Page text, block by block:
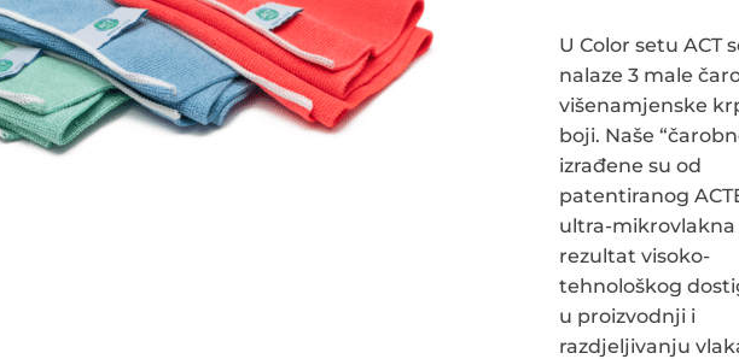
26,90€.
U Color setu ACT
nalaze 3 male
višenamjenske
boji. Naše
izrađene su od
patentiranog
ultra-mikrovlakna
rezultat visoko-
tehnološkog
u proizvodnji i
razdjeljivanju